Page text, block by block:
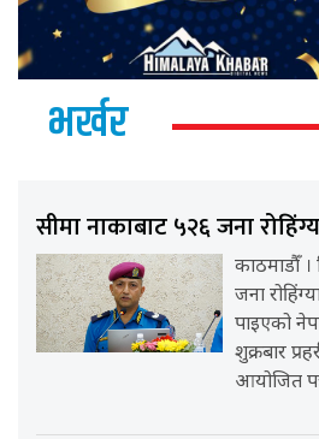
भर्खर
सीमा नाकाबाट ५२६ जना
काठमाडौँ ।
जना
पाइएको
शुक्रबार
आयोजित